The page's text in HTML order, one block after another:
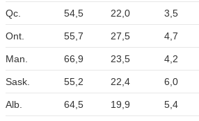
Qc. 54,5 22,0 3,5
Ont. 55,7 27,5 4,7
Man. 66,9 23,5 4,2
Sask. 55,2 22,4 6,0
Alb. 64,5 19,9 5,4